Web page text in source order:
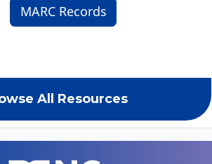
All Resources
MARC Records